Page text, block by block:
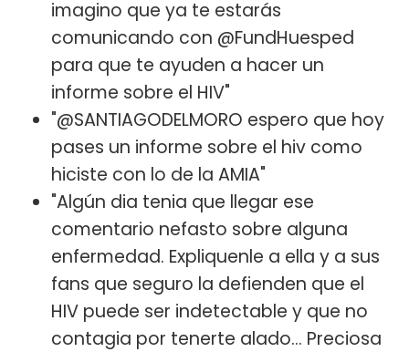
imagino que ya te estarás
comunicando con @FundHuesped
para que te ayuden a hacer un
informe sobre el HIV"
"@SANTIAGODELMORO espero que hoy
pases un informe sobre el hiv como
hiciste con lo de la AMIA"
"Algún dia tenia que llegar ese
comentario nefasto sobre alguna
enfermedad. Expliquenle a ella y a sus
fans que seguro la defienden que el
HIV puede ser indetectable y que no
contagia por tenerte alado... Preciosa